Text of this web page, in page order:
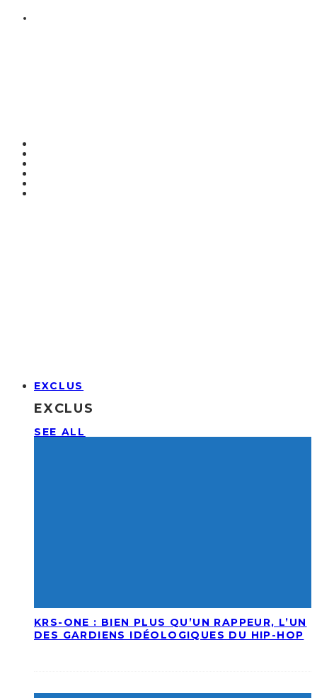
EXCLUS
EXCLUS
SEE ALL
KRS-ONE : BIEN PLUS QU’UN RAPPEUR, L’UN
DES GARDIENS IDÉOLOGIQUES DU HIP-HOP